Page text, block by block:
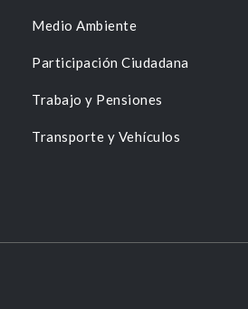
Medio Ambiente
Participación Ciudadana
Trabajo y Pensiones
Transporte y Vehículos